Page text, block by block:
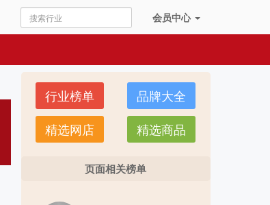
会员中心
行业榜单
品牌大全
精选网店
精选商品
页面相关榜单